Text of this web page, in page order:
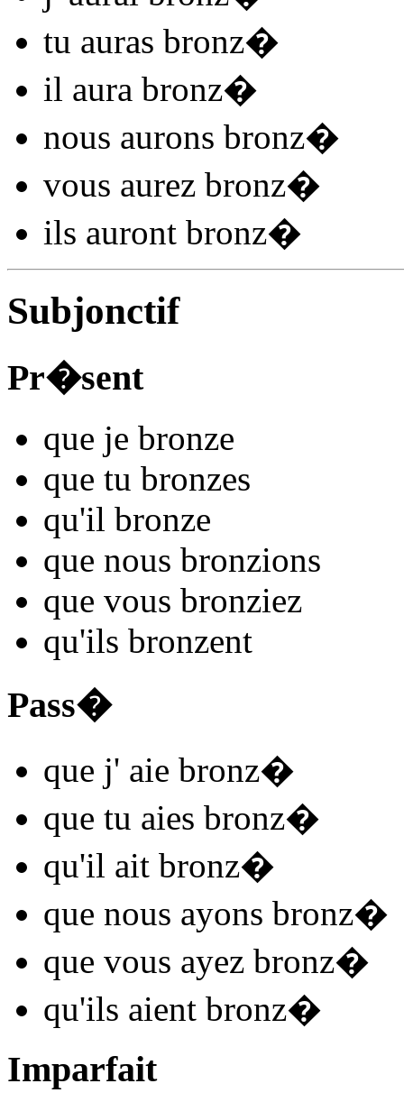
tu auras bronz�
il aura bronz�
nous aurons bronz�
vous aurez bronz�
ils auront bronz�
Subjonctif
Pr�sent
que je bronze
que tu bronzes
qu'il bronze
que nous bronzions
que vous bronziez
qu'ils bronzent
Pass�
que j' aie bronz�
que tu aies bronz�
qu'il ait bronz�
que nous ayons bronz�
que vous ayez bronz�
qu'ils aient bronz�
Imparfait